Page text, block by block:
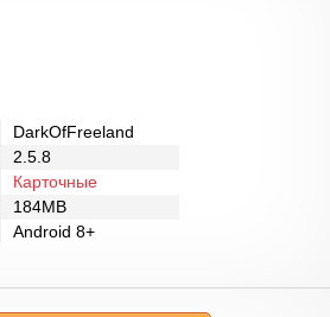
DarkOfFreeland
2.5.8
Карточные
184MB
Android 8+